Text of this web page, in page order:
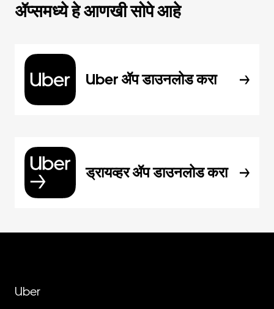
ॲप्समध्ये हे आणखी सोपे आहे
Uber ॲप डाउनलोड करा
ड्रायव्हर ॲप डाउनलोड करा
Uber